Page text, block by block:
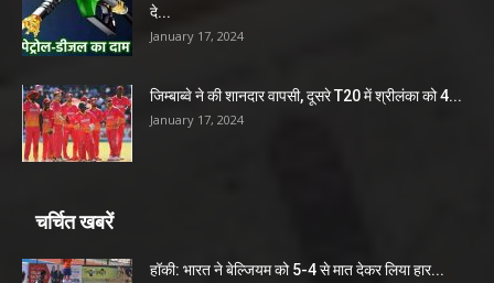
दे...
January 17, 2024
जिम्बाब्वे ने की शानदार वापसी, दूसरे T20 में श्रीलंका को 4...
January 17, 2024
चर्चित खबरें
हॉकी: भारत ने बेल्जियम को 5-4 से मात देकर लिया हार...